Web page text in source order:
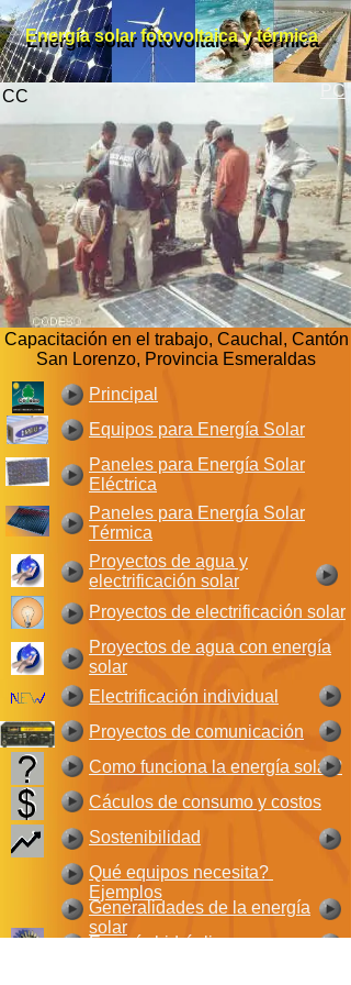
Capacitación en el trabajo, Cauchal, Cantón
San Lorenzo, Provincia Esmeraldas
Energía solar fotovoltaica y térmica
Energía solar fotovoltaica y térmica
Como funciona la energía solar?
Sostenibilidad
Proyectos de agua y
electrificación solar
Proyectos de electrificación solar
Proyectos de agua con energía
solar
Proyectos de comunicación
Principal
Cáculos de consumo y costos
Energía hidráulica
Qué equipos necesita?
Ejemplos
Generalidades de la energía
solar
Electrificación individual
Paneles para Energía Solar
Eléctrica
Paneles para Energía Solar
Térmica
Equipos para Energía Solar
PC
CC